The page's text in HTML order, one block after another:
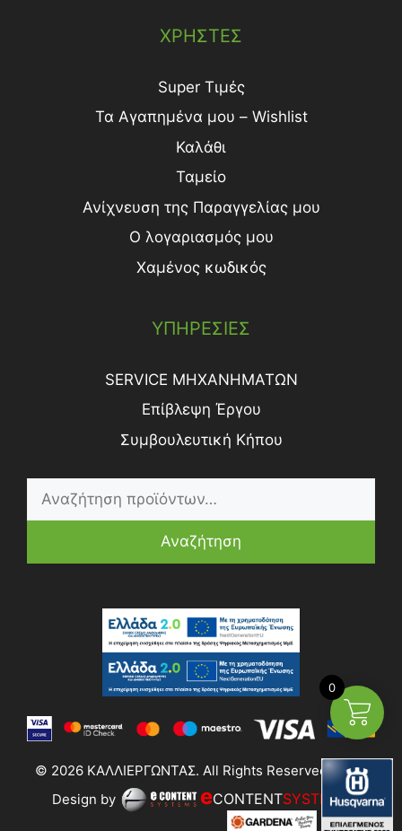
ΧΡΗΣΤΕΣ
Super Τιμές
Τα Αγαπημένα μου – Wishlist
Καλάθι
Ταμείο
Ανίχνευση της Παραγγελίας μου
Ο λογαριασμός μου
Χαμένος κωδικός
ΥΠΗΡΕΣΙΕΣ
SERVICE ΜΗΧΑΝΗΜΑΤΩΝ
Επίβλεψη Έργου
Συμβουλευτική Κήπου
Αναζήτηση
© 2026 ΚΑΛΛΙΕΡΓΩΝΤΑΣ. All Rights Reserved | Web
Design by
eCONTENTSYSTEMS
0